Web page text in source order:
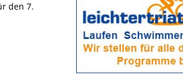
den 7.